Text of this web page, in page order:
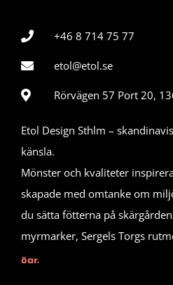
+46 8 714 75 77
etol@etol.se
Rörvägen 57 Port 20,
Etol Design Sthlm –
känsla.
Mönster och kvaliteter
skapade med omtanke om
du sätta fötterna på
myrmarker, Sergels Torgs
öar.